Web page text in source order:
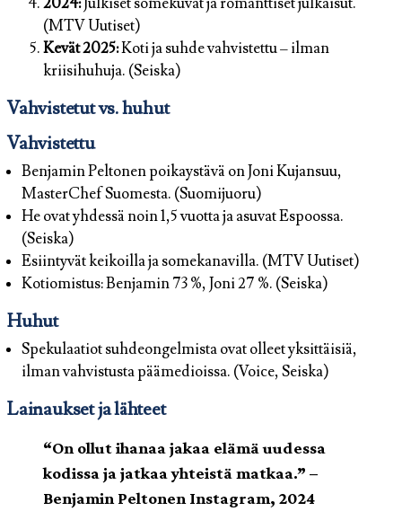
(MTV Uutiset)
Kevät 2025:Koti ja suhde vahvistettu – ilman
kriisihuhuja. (Seiska)
Vahvistetut vs. huhut
Vahvistettu
Benjamin Peltonen poikaystävä on Joni Kujansuu,
MasterChef Suomesta. (Suomijuoru)
He ovat yhdessä noin 1,5 vuotta ja asuvat Espoossa.
(Seiska)
Esiintyvät keikoilla ja somekanavilla. (MTV Uutiset)
Kotiomistus: Benjamin 73 %, Joni 27 %. (Seiska)
Huhut
Spekulaatiot suhdeongelmista ovat olleet yksittäisiä,
ilman vahvistusta päämedioissa. (Voice, Seiska)
Lainaukset ja lähteet
“On ollut ihanaa jakaa elämä uudessa
kodissa ja jatkaa yhteistä matkaa.” –
Benjamin Peltonen Instagram, 2024